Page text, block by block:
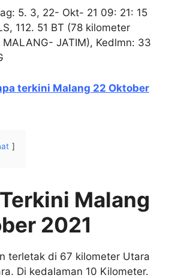
5. 3, 22- Okt- 21 09: 21: 15
112. 51 BT (78 kilometer
JATIM), Kedlmn: 33
terkini Malang 22 Oktober
Malang
2021
terletak di 67 kilometer Utara
Di kedalaman 10 Kilometer.